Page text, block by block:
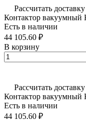
Рассчитать доставку
Контактор
Есть в наличии
44 105.60 ₽
В корзину
Рассчитать доставку
Контактор
Есть в наличии
44 105.60 ₽